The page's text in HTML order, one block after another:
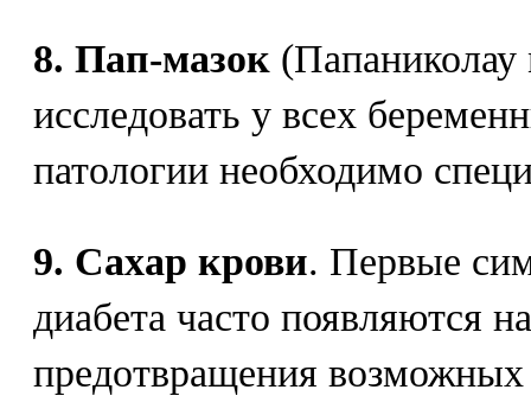
8. Пап-мазок
исследовать у всех
патологии необходимо
9. Сахар крови. Первые
диабета часто появляются
предотвращения